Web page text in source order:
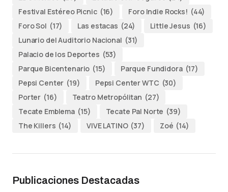
Festival Estéreo Picnic (16) Foro Indie Rocks! (44)
Foro Sol (17) Las estacas (24) Little Jesus (16)
Lunario del Auditorio Nacional (31)
Palacio de los Deportes (53)
Parque Bicentenario (15) Parque Fundidora (17)
Pepsi Center (19) Pepsi Center WTC (30)
Porter (16) Teatro Metropólitan (27)
Tecate Emblema (15) Tecate Pal Norte (39)
The Killers (14) VIVE LATINO (37) Zoé (14)
Publicaciones Destacadas